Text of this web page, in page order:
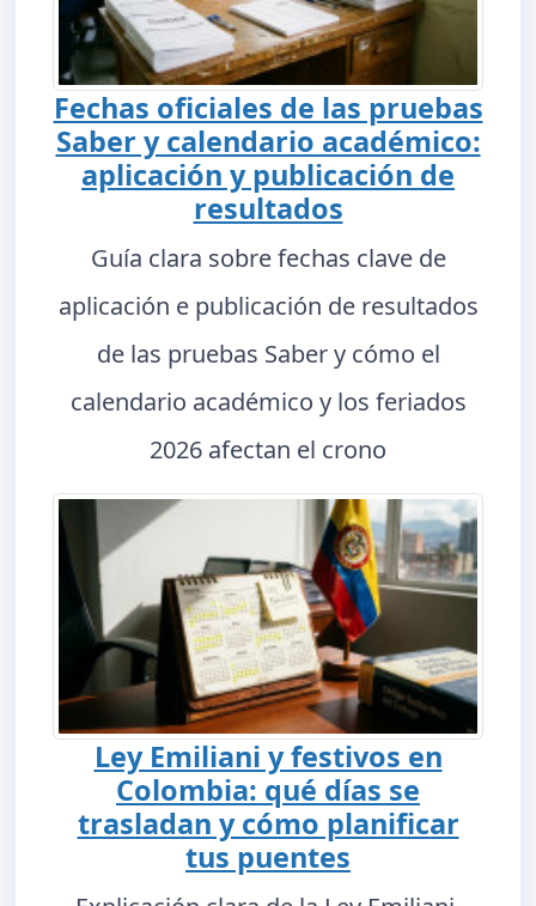
Fechas oficiales de las pruebas
Saber y calendario académico:
aplicación y publicación de
resultados
Guía clara sobre fechas clave de
aplicación e publicación de resultados
de las pruebas Saber y cómo el
calendario académico y los feriados
2026 afectan el crono
Ley Emiliani y festivos en
Colombia: qué días se
trasladan y cómo planificar
tus puentes